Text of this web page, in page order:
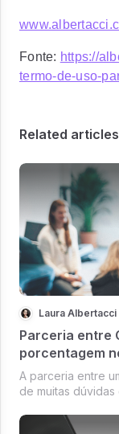
Fonte: https://
termo-de-uso-
Related articles
Laura Albertacci
Parceria entre
porcentagem
A parceria entre
de muitas